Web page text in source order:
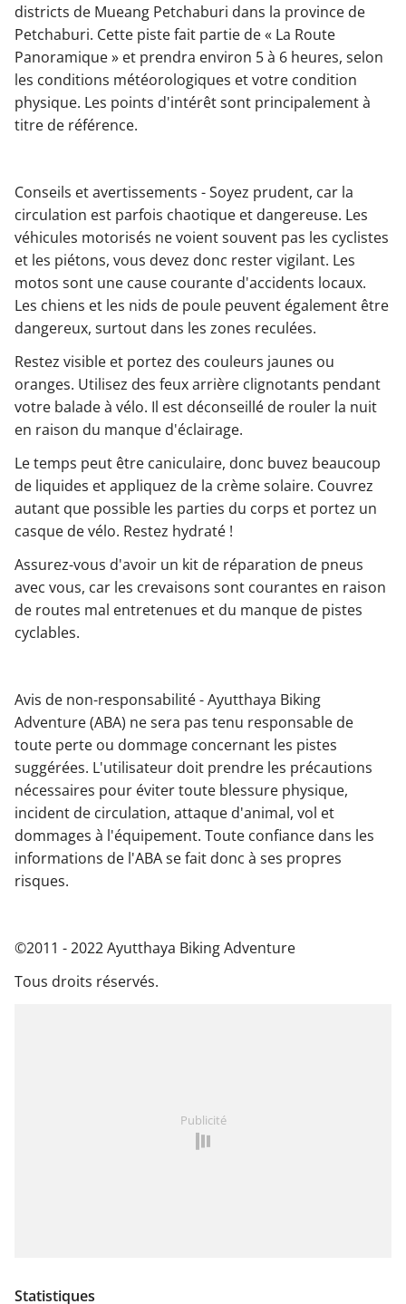
districts de Mueang Petchaburi dans la province de
Petchaburi. Cette piste fait partie de « La Route
Panoramique » et prendra environ 5 à 6 heures, selon
les conditions météorologiques et votre condition
physique. Les points d'intérêt sont principalement à
titre de référence.
Conseils et avertissements - Soyez prudent, car la
circulation est parfois chaotique et dangereuse. Les
véhicules motorisés ne voient souvent pas les cyclistes
et les piétons, vous devez donc rester vigilant. Les
motos sont une cause courante d'accidents locaux.
Les chiens et les nids de poule peuvent également être
dangereux, surtout dans les zones reculées.
Restez visible et portez des couleurs jaunes ou
oranges. Utilisez des feux arrière clignotants pendant
votre balade à vélo. Il est déconseillé de rouler la nuit
en raison du manque d'éclairage.
Le temps peut être caniculaire, donc buvez beaucoup
de liquides et appliquez de la crème solaire. Couvrez
autant que possible les parties du corps et portez un
casque de vélo. Restez hydraté !
Assurez-vous d'avoir un kit de réparation de pneus
avec vous, car les crevaisons sont courantes en raison
de routes mal entretenues et du manque de pistes
cyclables.
Avis de non-responsabilité - Ayutthaya Biking
Adventure (ABA) ne sera pas tenu responsable de
toute perte ou dommage concernant les pistes
suggérées. L'utilisateur doit prendre les précautions
nécessaires pour éviter toute blessure physique,
incident de circulation, attaque d'animal, vol et
dommages à l'équipement. Toute confiance dans les
informations de l'ABA se fait donc à ses propres
risques.
©2011 - 2022 Ayutthaya Biking Adventure
Tous droits réservés.
Publicité
Statistiques